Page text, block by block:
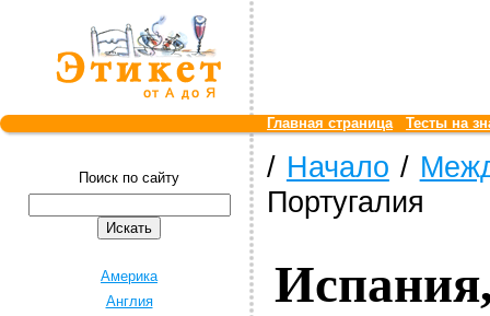
Главная страница Тесты на
Поиск по сайту
Америка
Англия
/ Начало /
Португалия